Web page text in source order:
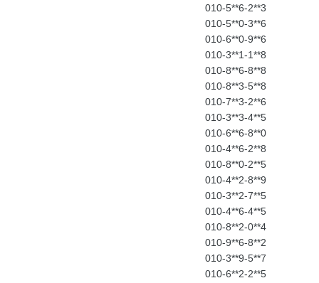
010-5**6-2**3
010-5**0-3**6
010-6**0-9**6
010-3**1-1**8
010-8**6-8**8
010-8**3-5**8
010-7**3-2**6
010-3**3-4**5
010-6**6-8**0
010-4**6-2**8
010-8**0-2**5
010-4**2-8**9
010-3**2-7**5
010-4**6-4**5
010-8**2-0**4
010-9**6-8**2
010-3**9-5**7
010-6**2-2**5